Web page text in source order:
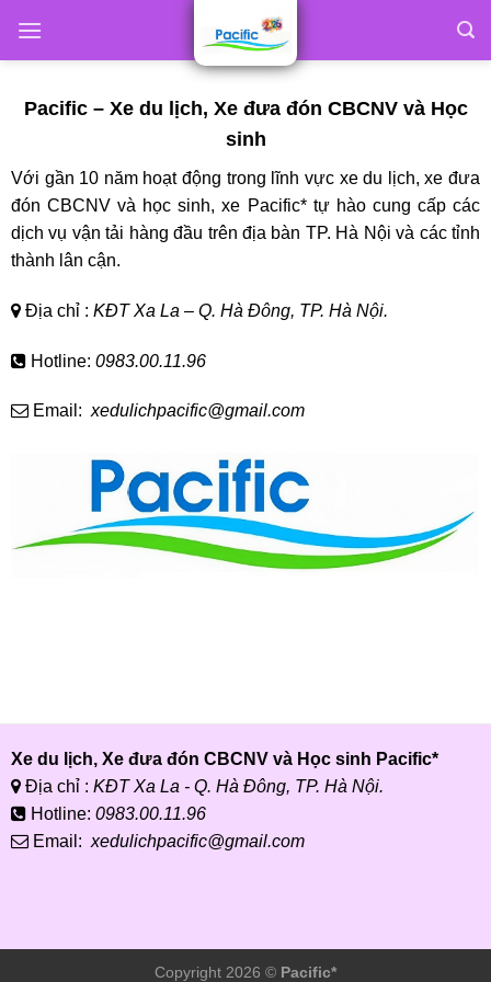
Pacific – Xe du lịch, Xe đưa đón CBCNV và Học
sinh
Với gần 10 năm hoạt động trong lĩnh vực xe du lịch, xe đưa
đón CBCNV và học sinh, xe Pacific* tự hào cung cấp các
dịch vụ vận tải hàng đầu trên địa bàn TP. Hà Nội và các tỉnh
thành lân cận.
Địa chỉ : KĐT Xa La – Q. Hà Đông, TP. Hà Nội.
Hotline: 0983.00.11.96
Email: xedulichpacific@gmail.com
Xe du lịch, Xe đưa đón CBCNV và Học sinh Pacific*
Địa chỉ : KĐT Xa La - Q. Hà Đông, TP. Hà Nội.
Hotline: 0983.00.11.96
Email: xedulichpacific@gmail.com
Copyright 2026 © Pacific*